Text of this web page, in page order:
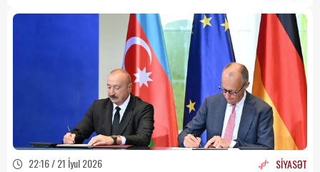
22:16 / 21 İyul 2026 SİYASƏT